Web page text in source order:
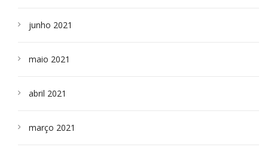
junho 2021
maio 2021
abril 2021
março 2021